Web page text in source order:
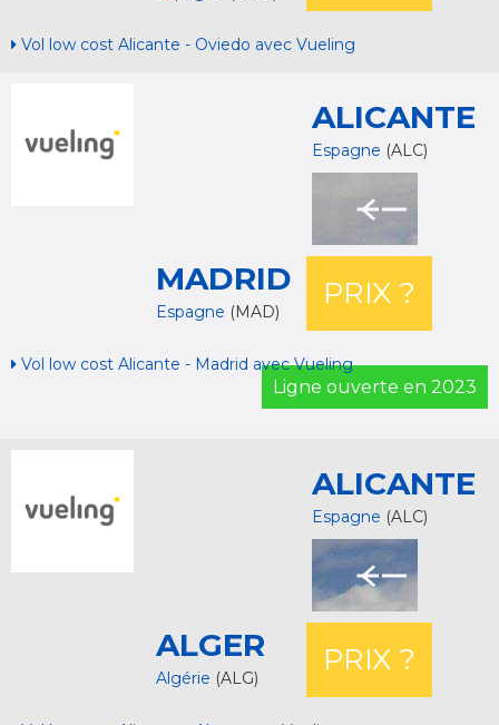
Vol low cost Alicante - Oviedo avec Vueling
ALICANTE
Espagne (ALC)
MADRID
Espagne (MAD)
PRIX ?
Vol low cost Alicante - Madrid avec Vueling
Ligne ouverte en 2023
ALICANTE
Espagne (ALC)
ALGER
Algérie (ALG)
PRIX ?